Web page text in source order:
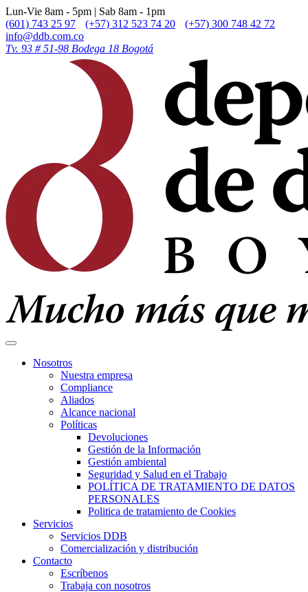
Lun-Vie 8am - 5pm | Sab 8am - 1pm
(601) 743 25 97
(+57) 312 523 74 20
(+57) 300 748 42 72
info@ddb.com.co
Tv. 93 # 51-98 Bodega 18 Bogotá
Nosotros
Nuestra empresa
Compliance
Aliados
Alcance nacional
Políticas
Devoluciones
Gestión de la Información
Gestión ambiental
Seguridad y Salud en el Trabajo
POLÍTICA DE TRATAMIENTO DE DATOS
PERSONALES
Politica de tratamiento de Cookies
Servicios
Servicios DDB
Comercialización y distribución
Contacto
Escríbenos
Trabaja con nosotros